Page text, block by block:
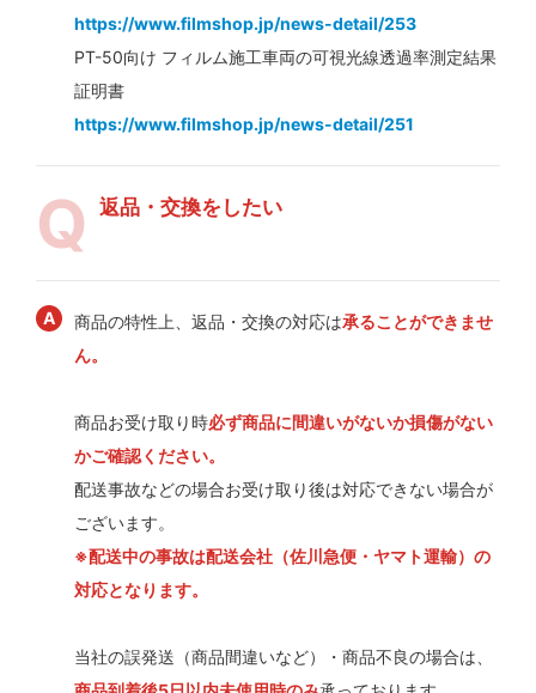
https://www.filmshop.jp/news-detail/253
PT-50向け フィルム施工車両の可視光線透過率測定結果
証明書
https://www.filmshop.jp/news-detail/251
返品・交換をしたい
商品の特性上、返品・交換の対応は承ることができませ
ん。
商品お受け取り時必ず商品に間違いがないか損傷がない
かご確認ください。
配送事故などの場合お受け取り後は対応できない場合が
ございます。
※配送中の事故は配送会社（佐川急便・ヤマト運輸）の
対応となります。
当社の誤発送（商品間違いなど）・商品不良の場合は、